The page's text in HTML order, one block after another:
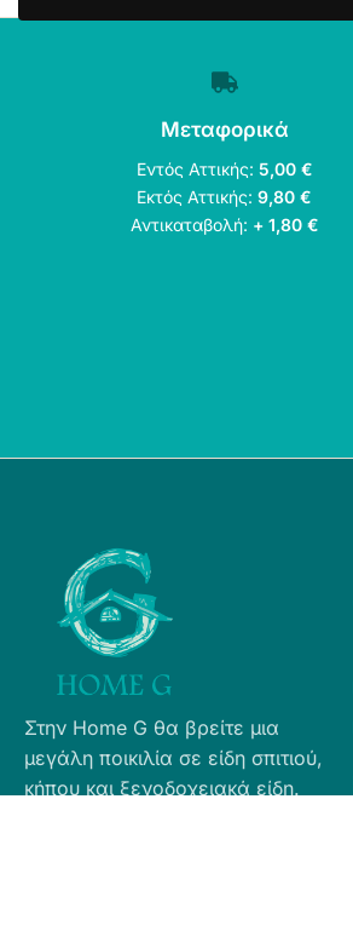
Μεταφορικά
Εντός Αττικής: 5,00 €
Εκτός Αττικής:9,80 €
Αντικαταβολή: + 1,80 €
Στην Home G θα βρείτε μια
μεγάλη ποικιλία σε είδη σπιτιού,
κήπου και ξενοδοχειακά είδη.